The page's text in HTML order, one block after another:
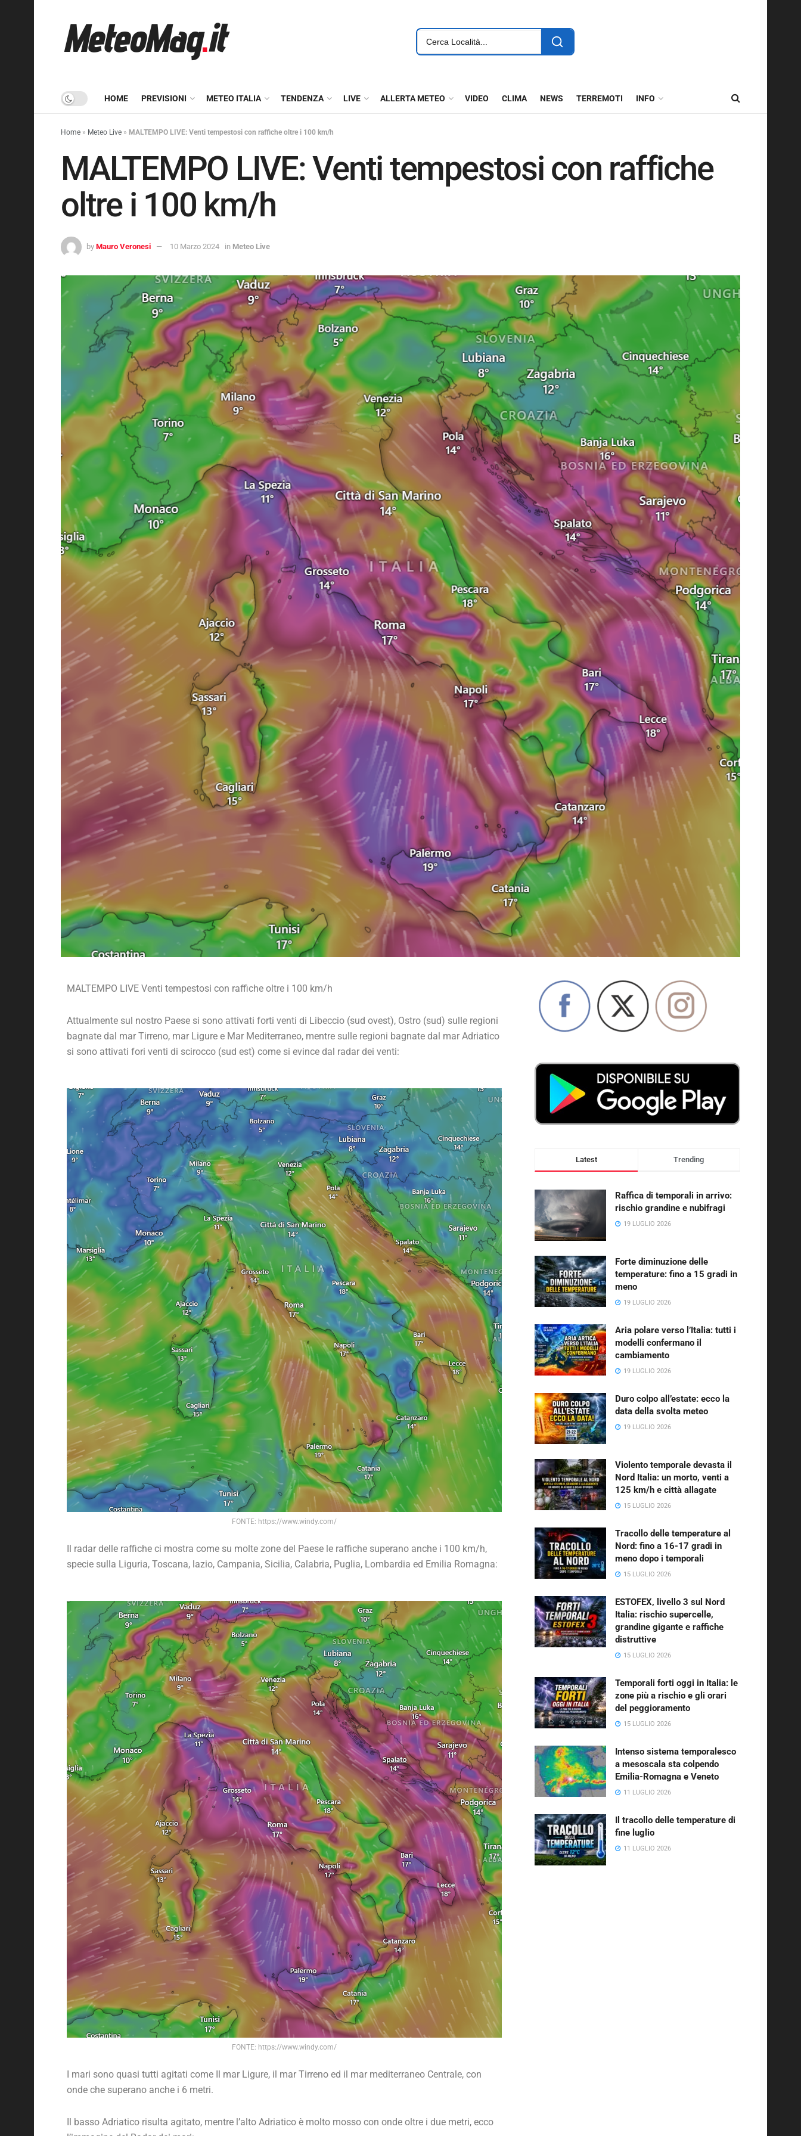
HOME PREVISIONI METEO ITALIA TENDENZA LIVE ALLERTA METEO VIDEO CLIMA NEWS TERREMOTI INFO
Home » Meteo Live » MALTEMPO LIVE: Venti tempestosi con raffiche oltre i 100 km/h
MALTEMPO LIVE: Venti tempestosi con raffiche
oltre i 100 km/h
by Mauro Veronesi 10 Marzo 2024 in Meteo Live
MALTEMPO LIVE Venti tempestosi con raffiche oltre i 100 km/h
Attualmente sul nostro Paese si sono attivati forti venti di Libeccio (sud ovest), Ostro (sud) sulle regioni
bagnate dal mar Tirreno, mar Ligure e Mar Mediterraneo, mentre sulle regioni bagnate dal mar Adriatico
si sono attivati fori venti di scirocco (sud est) come si evince dal radar dei venti:
FONTE: https://www.windy.com/
Il radar delle raffiche ci mostra come su molte zone del Paese le raffiche superano anche i 100 km/h,
specie sulla Liguria, Toscana, lazio, Campania, Sicilia, Calabria, Puglia, Lombardia ed Emilia Romagna:
FONTE: https://www.windy.com/
I mari sono quasi tutti agitati come Il mar Ligure, il mar Tirreno ed il mar mediterraneo Centrale, con
onde che superano anche i 6 metri.
Il basso Adriatico risulta agitato, mentre l’alto Adriatico è molto mosso con onde oltre i due metri, ecco
Latest Trending
Raffica di temporali in arrivo:
rischio grandine e nubifragi
19 LUGLIO 2026
Forte diminuzione delle
temperature: fino a 15 gradi in
meno
19 LUGLIO 2026
Aria polare verso l’Italia: tutti i
modelli confermano il
cambiamento
19 LUGLIO 2026
Duro colpo all’estate: ecco la
data della svolta meteo
19 LUGLIO 2026
Violento temporale devasta il
Nord Italia: un morto, venti a
125 km/h e città allagate
15 LUGLIO 2026
Tracollo delle temperature al
Nord: fino a 16-17 gradi in
meno dopo i temporali
15 LUGLIO 2026
ESTOFEX, livello 3 sul Nord
Italia: rischio supercelle,
grandine gigante e raffiche
distruttive
15 LUGLIO 2026
Temporali forti oggi in Italia: le
zone più a rischio e gli orari
del peggioramento
15 LUGLIO 2026
Intenso sistema temporalesco
a mesoscala sta colpendo
Emilia-Romagna e Veneto
11 LUGLIO 2026
Il tracollo delle temperature di
fine luglio
11 LUGLIO 2026